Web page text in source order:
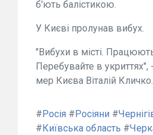
б'ють балістикою.
У Києві пролунав вибух.
"Вибухи в місті.
Перебувайте в укриттях",
мер Києва Віталій Кличко.
# Росія # Росіяни #
# Київська область #